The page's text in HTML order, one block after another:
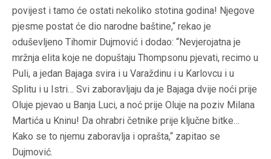
povijest i tamo će ostati nekoliko stotina godina! Njegove
pjesme postat će dio narodne baštine,“ rekao je
oduševljeno Tihomir Dujmović i dodao: “Nevjerojatna je
mržnja elita koje ne dopuštaju Thompsonu pjevati, recimo u
Puli, a jedan Bajaga svira i u Varaždinu i u Karlovcu i u
Splitu i u Istri… Svi zaboravljaju da je Bajaga dvije noći prije
Oluje pjevao u Banja Luci, a noć prije Oluje na poziv Milana
Martića u Kninu! Da ohrabri četnike prije ključne bitke…
Kako se to njemu zaboravlja i oprašta,“ zapitao se
Dujmović.